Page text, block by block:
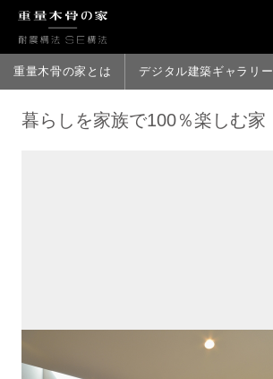
重量木骨の家とは デジタル建築ギャラリー
暮らしを家族で100％楽しむ家